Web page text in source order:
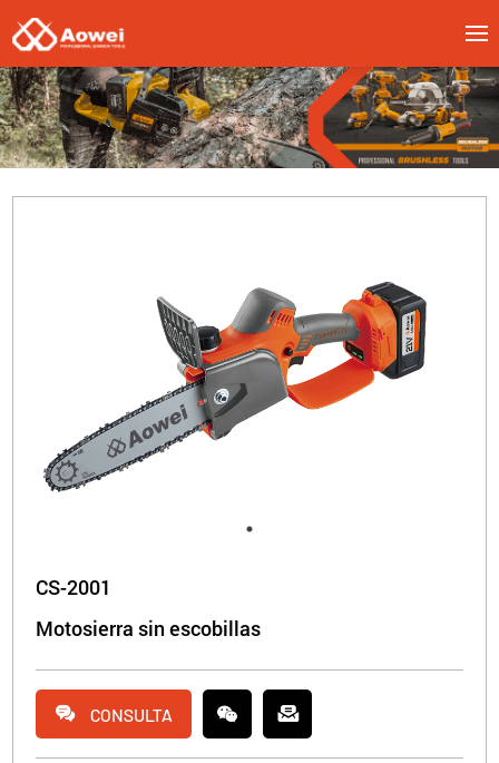
CS-2001
Motosierra sin escobillas
 CONSULTA 